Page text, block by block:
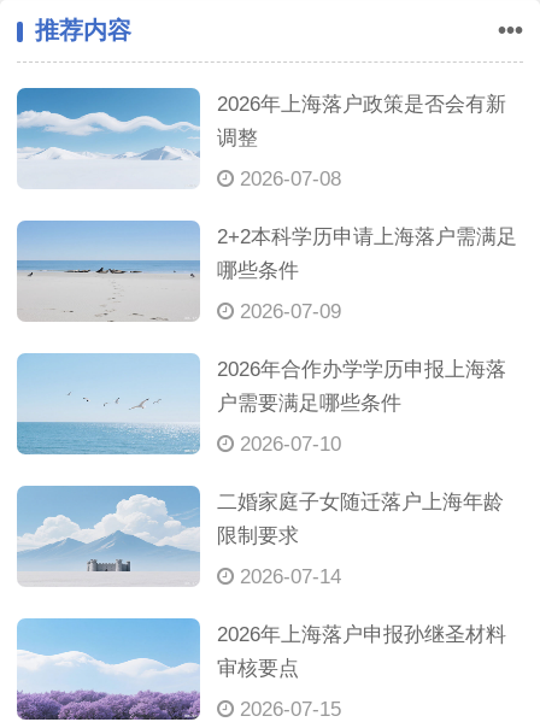
推荐内容 •••
2026年上海落户政策是否会有新
调整
2026-07-08
2+2本科学历申请上海落户需满足
哪些条件
2026-07-09
2026年合作办学学历申报上海落
户需要满足哪些条件
2026-07-10
二婚家庭子女随迁落户上海年龄
限制要求
2026-07-14
2026年上海落户申报孙继圣材料
审核要点
2026-07-15